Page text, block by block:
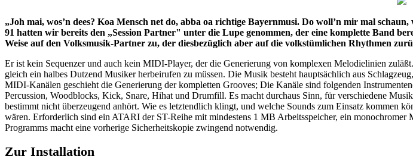
„Joh mai, wos’n dees? Koa Mensch net do, abba oa richtige Bayernmusi. Do woll’n mir mal
91 hatten wir bereits den „Session Partner" unter die Lupe genommen, der eine komplette Band
Weise auf den Volksmusik-Partner zu, der diesbezüglich aber auf die volkstümlichen Rhythmen
Er ist kein Sequenzer und auch kein MIDI-Player, der die Generierung von komplexen Melodielinien
gleich ein halbes Dutzend Musiker herbeirufen zu müssen. Die Musik besteht hauptsächlich aus
MIDI-Kanälen geschieht die Generierung der kompletten Grooves; Die Kanäle sind folgenden
Percussion, Woodblocks, Kick, Snare, Hihat und Drumfill. Es macht durchaus Sinn, für verschiedene
bestimmt nicht überzeugend anhört. Wie es letztendlich klingt, und welche Sounds zum Einsatz kommen
wären. Erforderlich sind ein ATARI der ST-Reihe mit mindestens 1 MB Arbeitsspeicher, ein
Programms macht eine vorherige Sicherheitskopie zwingend notwendig.
Zur Installation